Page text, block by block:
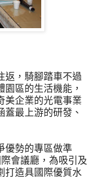
返，騎腳踏車不過
區的生活機能，
美企業的光電事業
最上游的研發、
優勢的專區做準
會議廳，為吸引及
打造具國際優質水